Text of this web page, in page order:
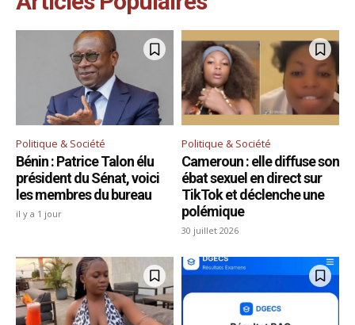
Politique & Société
Bénin : Patrice Talon élu
président du Sénat, voici
les membres du bureau
il y a 1 jour
Politique & Société
Cameroun : elle diffuse son
ébat sexuel en direct sur
TikTok et déclenche une
polémique
30 juillet 2026